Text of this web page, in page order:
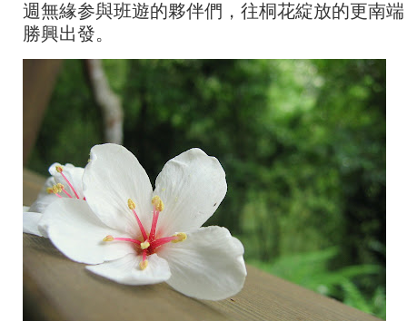
週無緣参與班遊的夥伴們，往桐花綻放的更南
勝興出發。